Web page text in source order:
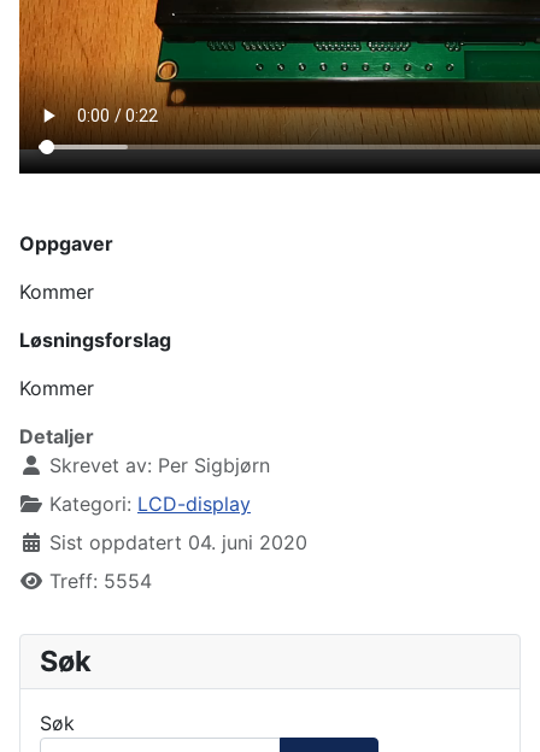
Oppgaver
Kommer
Løsningsforslag
Kommer
Detaljer
Skrevet av: Per Sigbjørn
Kategori: LCD-display
Sist oppdatert 04. juni 2020
Treff: 5554
Søk
Søk